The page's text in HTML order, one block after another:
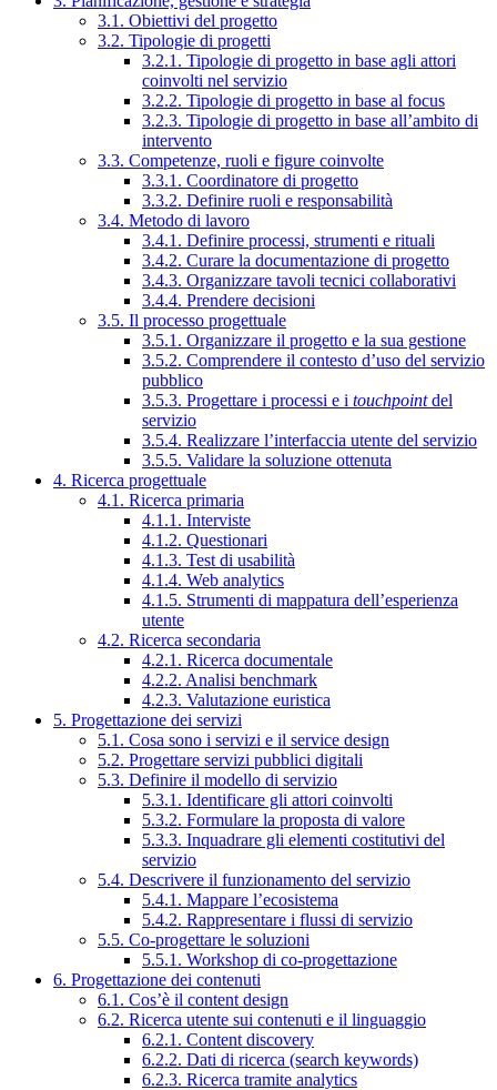
3.1. Obiettivi del progetto
3.2. Tipologie di progetti
3.2.1. Tipologie di progetto in base agli attori
coinvolti nel servizio
3.2.2. Tipologie di progetto in base al focus
3.2.3. Tipologie di progetto in base all’ambito di
intervento
3.3. Competenze, ruoli e figure coinvolte
3.3.1. Coordinatore di progetto
3.3.2. Definire ruoli e responsabilità
3.4. Metodo di lavoro
3.4.1. Definire processi, strumenti e rituali
3.4.2. Curare la documentazione di progetto
3.4.3. Organizzare tavoli tecnici collaborativi
3.4.4. Prendere decisioni
3.5. Il processo progettuale
3.5.1. Organizzare il progetto e la sua gestione
3.5.2. Comprendere il contesto d’uso del servizio
pubblico
3.5.3. Progettare i processi e i touchpointdel
servizio
3.5.4. Realizzare l’interfaccia utente del servizio
3.5.5. Validare la soluzione ottenuta
4. Ricerca progettuale
4.1. Ricerca primaria
4.1.1. Interviste
4.1.2. Questionari
4.1.3. Test di usabilità
4.1.4. Web analytics
4.1.5. Strumenti di mappatura dell’esperienza
utente
4.2. Ricerca secondaria
4.2.1. Ricerca documentale
4.2.2. Analisi benchmark
4.2.3. Valutazione euristica
5. Progettazione dei servizi
5.1. Cosa sono i servizi e il service design
5.2. Progettare servizi pubblici digitali
5.3. Definire il modello di servizio
5.3.1. Identificare gli attori coinvolti
5.3.2. Formulare la proposta di valore
5.3.3. Inquadrare gli elementi costitutivi del
servizio
5.4. Descrivere il funzionamento del servizio
5.4.1. Mappare l’ecosistema
5.4.2. Rappresentare i flussi di servizio
5.5. Co-progettare le soluzioni
5.5.1. Workshop di co-progettazione
6. Progettazione dei contenuti
6.1. Cos’è il content design
6.2. Ricerca utente sui contenuti e il linguaggio
6.2.1. Content discovery
6.2.2. Dati di ricerca (search keywords)
6.2.3. Ricerca tramite analytics